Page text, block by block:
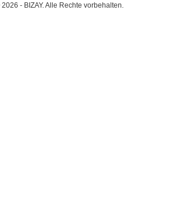
- BIZAY. Alle Rechte vorbehalten.